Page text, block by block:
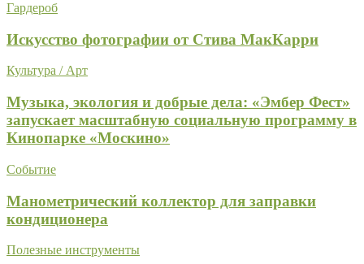
Гардероб
Искусство фотографии от Стива МакКарри
Культура / Арт
Музыка, экология и добрые дела: «Эмбер Фест»
запускает масштабную социальную программу в
Кинопарке «Москино»
Событие
Манометрический коллектор для заправки
кондиционера
Полезные инструменты